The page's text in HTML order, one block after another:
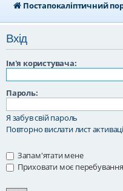
Постапокаліптичний
Вхід
Ім'я користувача:
Пароль:
Я забув свій пароль
Повторно вислати лист
Запам'ятати мене
Приховати моє